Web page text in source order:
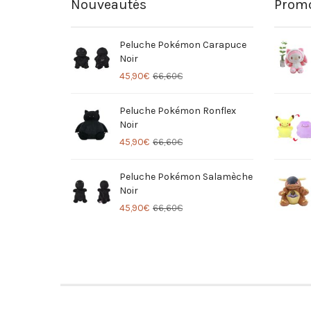
Nouveautés
Peluche Pokémon Carapuce
Noir
66,60€
45,90€
Peluche Pokémon Ronflex
Noir
66,60€
45,90€
Peluche Pokémon Salamèche
Noir
66,60€
45,90€